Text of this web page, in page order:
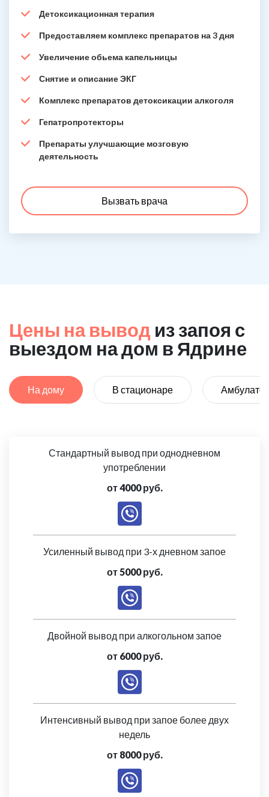
Детоксикационная терапия
Предоставляем комплекс препаратов на 3 дня
Увеличение обьема капельницы
Снятие и описание ЭКГ
Комплекс препаратов детоксикации алкоголя
Гепатропротекторы
Препараты улучшающие мозговую
деятельность
Вызвать врача
Цены на вывод из запоя с
выездом на дом в Ядрине
На дому В стационаре
Стандартный вывод при однодневном
употреблении
от 4000 руб.
Усиленный вывод при 3-х дневном запое
от 5000 руб.
Двойной вывод при алкогольном запое
от 6000 руб.
Интенсивный вывод при запое более двух
недель
от 8000 руб.